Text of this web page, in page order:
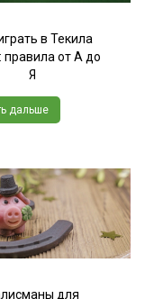
в Текила
правила от А до
Я
дальше
для